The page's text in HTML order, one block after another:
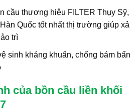
cầu thương hiệu FILTER Thụy Sỹ,
Quốc tốt nhất thị trường giúp xả
trì
sinh kháng khuẩn, chống bám bẩn
của bồn cầu liền khối